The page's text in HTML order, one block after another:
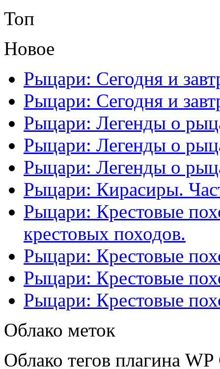
Топ
Новое
Рыцари: Сегодня и
Рыцари: Сегодня и
Рыцари: Легенды о
Рыцари: Легенды о
Рыцари: Легенды о
Рыцари: Кирасиры.
Рыцари: Крестовые
крестовых походов.
Рыцари: Крестовые
Рыцари: Крестовые
Рыцари: Крестовые
Облако меток
Облако тегов плагина